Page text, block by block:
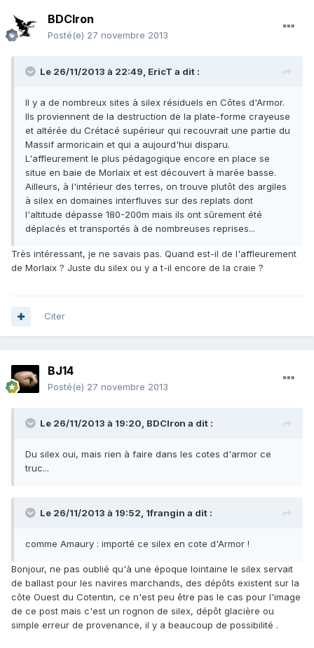
BDCIron
Posté(e) 27 novembre 2013
Le 26/11/2013 à 22:49, EricT a dit :
Il y a de nombreux sites à silex résiduels en Côtes d'Armor.
Ils proviennent de la destruction de la plate-forme crayeuse
et altérée du Crétacé supérieur qui recouvrait une partie du
Massif armoricain et qui a aujourd'hui disparu.
L'affleurement le plus pédagogique encore en place se
situe en baie de Morlaix et est découvert à marée basse.
Ailleurs, à l'intérieur des terres, on trouve plutôt des argiles
à silex en domaines interfluves sur des replats dont
l'altitude dépasse 180-200m mais ils ont sûrement été
déplacés et transportés à de nombreuses reprises...
Très intéressant, je ne savais pas. Quand est-il de l'affleurement
de Morlaix ? Juste du silex ou y a t-il encore de la craie ?
Citer
BJ14
Posté(e) 27 novembre 2013
Le 26/11/2013 à 19:20, BDCIron a dit :
Du silex oui, mais rien à faire dans les cotes d'armor ce
truc...
Le 26/11/2013 à 19:52, 1frangin a dit :
comme Amaury : importé ce silex en cote d'Armor !
Bonjour, ne pas oublié qu'à une époque lointaine le silex servait
de ballast pour les navires marchands, des dépôts existent sur la
côte Ouest du Cotentin, ce n'est peu être pas le cas pour l'image
de ce post mais c'est un rognon de silex, dépôt glacière ou
simple erreur de provenance, il y a beaucoup de possibilité .